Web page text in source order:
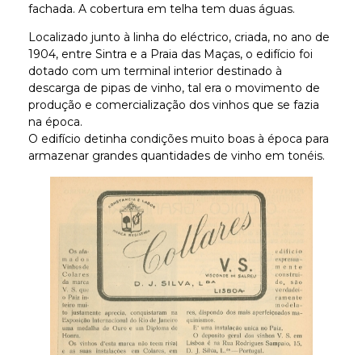
fachada. A cobertura em telha tem duas águas.
Localizado junto à linha do eléctrico, criada, no ano de
1904, entre Sintra e a Praia das Maças, o edifício foi
dotado com um terminal interior destinado à
descarga de pipas de vinho, tal era o movimento de
produção e comercialização dos vinhos que se fazia
na época.
O edifício detinha condições muito boas à época para
armazenar grandes quantidades de vinho em tonéis.